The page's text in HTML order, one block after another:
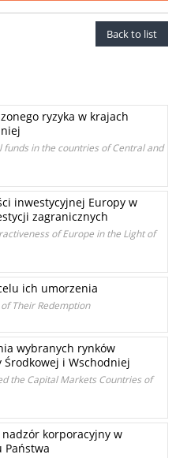
Back to list
ryzyka w krajach
in the countries of Central and
inwestycyjnej Europy w
zagranicznych
of Europe in the Light of
ich umorzenia
Their Redemption
wybranych rynków
Środkowej i Wschodniej
the Capital Markets Countries of
korporacyjny w
Państwa